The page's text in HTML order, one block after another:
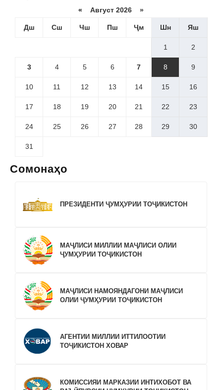
« Август 2026 »
Дш Сш Чш Пш Ҷм Шн Яш
1 2
3 4 5 6 7 8 9
10 11 12 13 14 15 16
17 18 19 20 21 22 23
24 25 26 27 28 29 30
31
Сомонаҳо
ПРЕЗИДЕНТИ ҶУМҲУРИИ ТОҶИКИСТОН
МАҶЛИСИ МИЛЛИИ МАҶЛИСИ ОЛИИ
ҶУМҲУРИИ ТОҶИКИСТОН
МАҶЛИСИ НАМОЯНДАГОНИ МАҶЛИСИ
ОЛИИ ҶУМҲУРИИ ТОҶИКИСТОН
АГЕНТИИ МИЛЛИИ ИТТИЛООТИИ
ТОҶИКИСТОН ХОВАР
КОМИССИЯИ МАРКАЗИИ ИНТИХОБОТ ВА